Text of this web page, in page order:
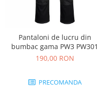
Pensule si trafaleti
Scari , lize si depozitare
Unelte pentru masurat
Aparate de masura si detectie
Pantaloni de lucru din
bumbac gama PW3 PW301
190,00 RON
PRECOMANDA